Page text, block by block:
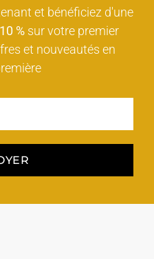
et bénéficiez d'une
%sur votre premier
et nouveautés en